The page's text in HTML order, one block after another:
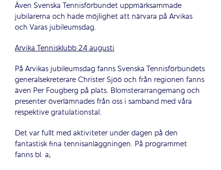
Även Svenska Tennisförbundet uppmärksammade
jubilarerna och hade möjlighet att närvara på Arvikas
och Varas jubileumsdag.
Arvika Tennisklubb 24 augusti
På Arvikas jubileumsdag fanns Svenska Tennisförbundets
generalsekreterare Christer Sjöö och från regionen fanns
även Per Fougberg på plats. Blomsterarrangemang och
presenter överlämnades från oss i samband med våra
respektive gratulationstal.
Det var fullt med aktiviteter under dagen på den
fantastisk fina tennisanläggningen. På programmet
fanns bl. a;